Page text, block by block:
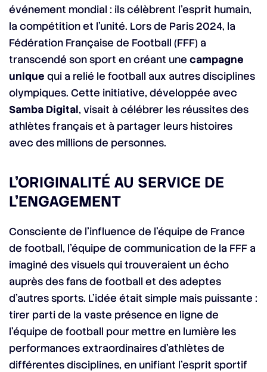
événement mondial : ils célèbrent l’esprit humain,
la compétition et l’unité. Lors de Paris 2024, la
Fédération Française de Football (FFF) a
transcendé son sport en créant une campagne
unique qui a relié le football aux autres disciplines
olympiques. Cette initiative, développée avec
Samba Digital, visait à célébrer les réussites des
athlètes français et à partager leurs histoires
avec des millions de personnes.
L’ORIGINALITÉ AU SERVICE DE
L’ENGAGEMENT
Consciente de l’influence de l’équipe de France
de football, l’équipe de communication de la FFF a
imaginé des visuels qui trouveraient un écho
auprès des fans de football et des adeptes
d’autres sports. L’idée était simple mais puissante :
tirer parti de la vaste présence en ligne de
l’équipe de football pour mettre en lumière les
performances extraordinaires d’athlètes de
différentes disciplines, en unifiant l’esprit sportif